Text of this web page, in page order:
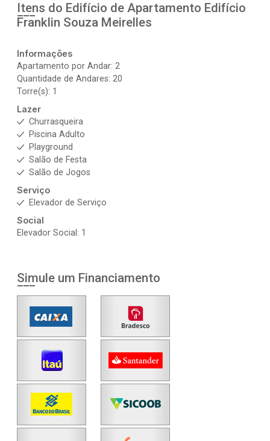
Itens do Edifício de Apartamento Edifício
Franklin Souza Meirelles
Informações
Apartamento por Andar: 2
Quantidade de Andares: 20
Torre(s): 1
Lazer
Churrasqueira
Piscina Adulto
Playground
Salão de Festa
Salão de Jogos
Serviço
Elevador de Serviço
Social
Elevador Social: 1
Simule um Financiamento